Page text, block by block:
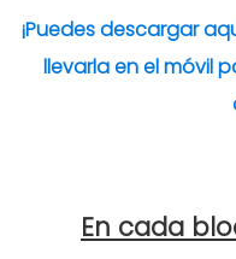
¡Puedes descargar
llevarla en el móvil
En cada